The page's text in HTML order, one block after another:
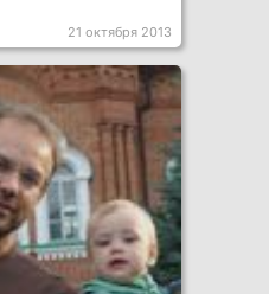
21 октября 2013